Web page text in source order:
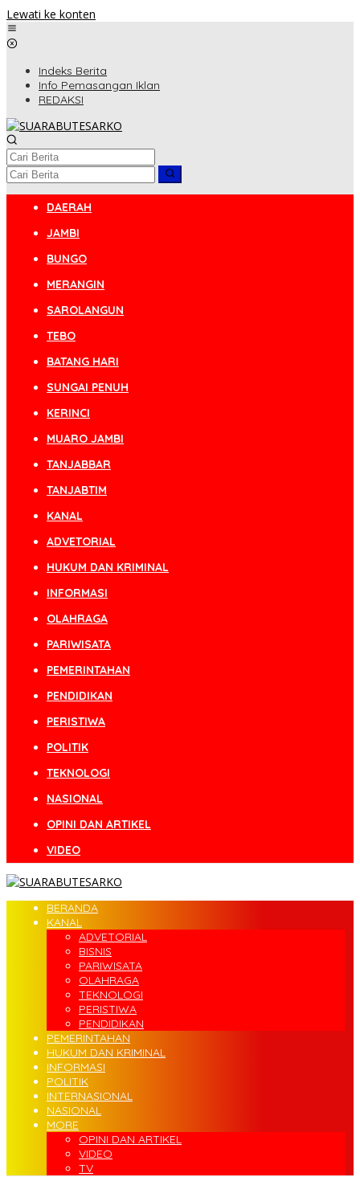
Lewati ke konten
Indeks Berita
Info Pemasangan Iklan
REDAKSI
DAERAH
JAMBI
BUNGO
MERANGIN
SAROLANGUN
TEBO
BATANG HARI
SUNGAI PENUH
KERINCI
MUARO JAMBI
TANJABBAR
TANJABTIM
KANAL
ADVETORIAL
HUKUM DAN KRIMINAL
INFORMASI
OLAHRAGA
PARIWISATA
PEMERINTAHAN
PENDIDIKAN
PERISTIWA
POLITIK
TEKNOLOGI
NASIONAL
OPINI DAN ARTIKEL
VIDEO
BERANDA
KANAL
ADVETORIAL
BISNIS
PARIWISATA
OLAHRAGA
TEKNOLOGI
PERISTIWA
PENDIDIKAN
PEMERINTAHAN
HUKUM DAN KRIMINAL
INFORMASI
POLITIK
INTERNASIONAL
NASIONAL
MORE
OPINI DAN ARTIKEL
VIDEO
TV